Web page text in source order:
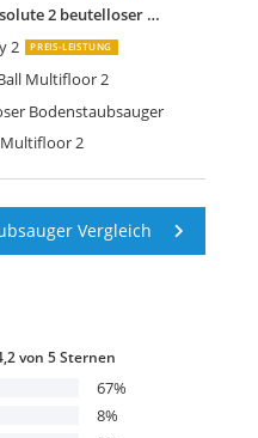
Dyson Cinetic Big Ball Absolute 2 beutelloser Staubsauger EEK A
2
PREIS-LEISTUNG
Multifloor 2
Bodenstaubsauger
Multifloor 2
Vergleich
von 5 Sternen
67%
8%